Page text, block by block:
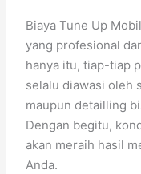
Biaya Tune Up
yang profesional
hanya itu, tiap-tiap
selalu diawasi oleh
maupun detailling
Dengan begitu,
akan meraih hasil
Anda.